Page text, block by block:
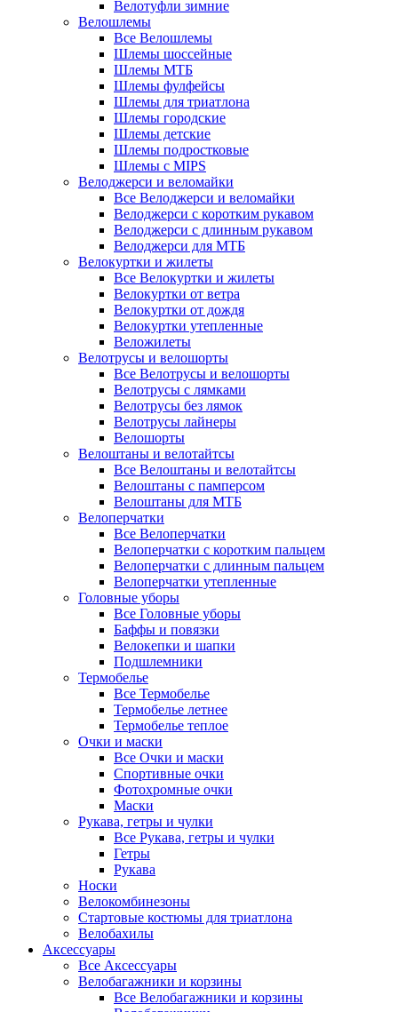
Велотуфли зимние
Велошлемы
Все Велошлемы
Шлемы шоссейные
Шлемы МТБ
Шлемы фулфейсы
Шлемы для триатлона
Шлемы городские
Шлемы детские
Шлемы подростковые
Шлемы с MIPS
Велоджерси и веломайки
Все Велоджерси и веломайки
Велоджерси с коротким рукавом
Велоджерси с длинным рукавом
Велоджерси для МТБ
Велокуртки и жилеты
Все Велокуртки и жилеты
Велокуртки от ветра
Велокуртки от дождя
Велокуртки утепленные
Веложилеты
Велотрусы и велошорты
Все Велотрусы и велошорты
Велотрусы с лямками
Велотрусы без лямок
Велотрусы лайнеры
Велошорты
Велоштаны и велотайтсы
Все Велоштаны и велотайтсы
Велоштаны с памперсом
Велоштаны для МТБ
Велоперчатки
Все Велоперчатки
Велоперчатки с коротким пальцем
Велоперчатки с длинным пальцем
Велоперчатки утепленные
Головные уборы
Все Головные уборы
Баффы и повязки
Велокепки и шапки
Подшлемники
Термобелье
Все Термобелье
Термобелье летнее
Термобелье теплое
Очки и маски
Все Очки и маски
Спортивные очки
Фотохромные очки
Маски
Рукава, гетры и чулки
Все Рукава, гетры и чулки
Гетры
Рукава
Носки
Велокомбинезоны
Стартовые костюмы для триатлона
Велобахилы
Аксессуары
Все Аксессуары
Велобагажники и корзины
Все Велобагажники и корзины